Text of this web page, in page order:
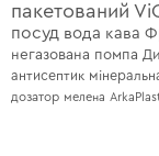
пакетований
посуд вода кава
негазована помпа
антисептик
дозатор мелена